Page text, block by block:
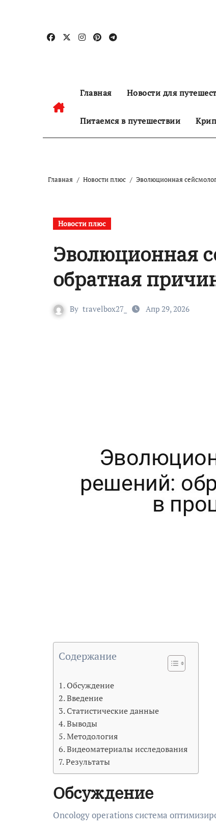
содержанию
Главная Новости для
Питаемся в путешествии
Главная Новости плюс Эволюционная
Новости плюс
Эволюционная
обратная
By travelbox27_ Апр 29, 2026
Содержание
Обсуждение
Введение
Статистические данные
Выводы
Методология
Видеоматериалы исследования
Результаты
Обсуждение
Oncology operations система